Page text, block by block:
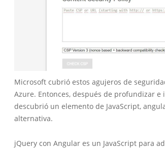
Microsoft cubrió estos agujeros de
Azure. Entonces, después de profundizar
descubrió un elemento de JavaScript,
alternativa.
jQuery con Angular es un JavaScript para